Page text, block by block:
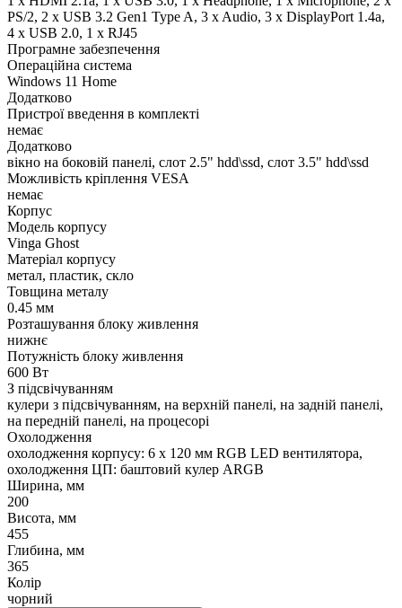
PS/2, 2 x USB 3.2 Gen1 Type A, 3 x Audio, 3 x DisplayPort 1.4a,
4 x USB 2.0, 1 x RJ45
Програмне забезпечення
Операційна система
Windows 11 Home
Додатково
Пристрої введення в комплекті
немає
Додатково
вікно на боковій панелі, слот 2.5" hdd\ssd, слот 3.5" hdd\ssd
Можливість кріплення VESA
немає
Корпус
Модель корпусу
Vinga Ghost
Матеріал корпусу
метал, пластик, скло
Товщина металу
0.45 мм
Розташування блоку живлення
нижнє
Потужність блоку живлення
600 Вт
З підсвічуванням
кулери з підсвічуванням, на верхній панелі, на задній панелі,
на передній панелі, на процесорі
Охолодження
охолодження корпусу: 6 x 120 мм RGB LED вентилятора,
охолодження ЦП: баштовий кулер ARGB
Ширина, мм
200
Висота, мм
455
Глибина, мм
365
Колір
чорний